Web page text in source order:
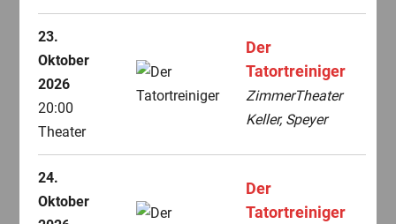
23.
Oktober
2026
20:00
Theater
Der
Tatortreiniger
ZimmerTheater
Keller, Speyer
24.
Oktober
Der
Tatortreiniger